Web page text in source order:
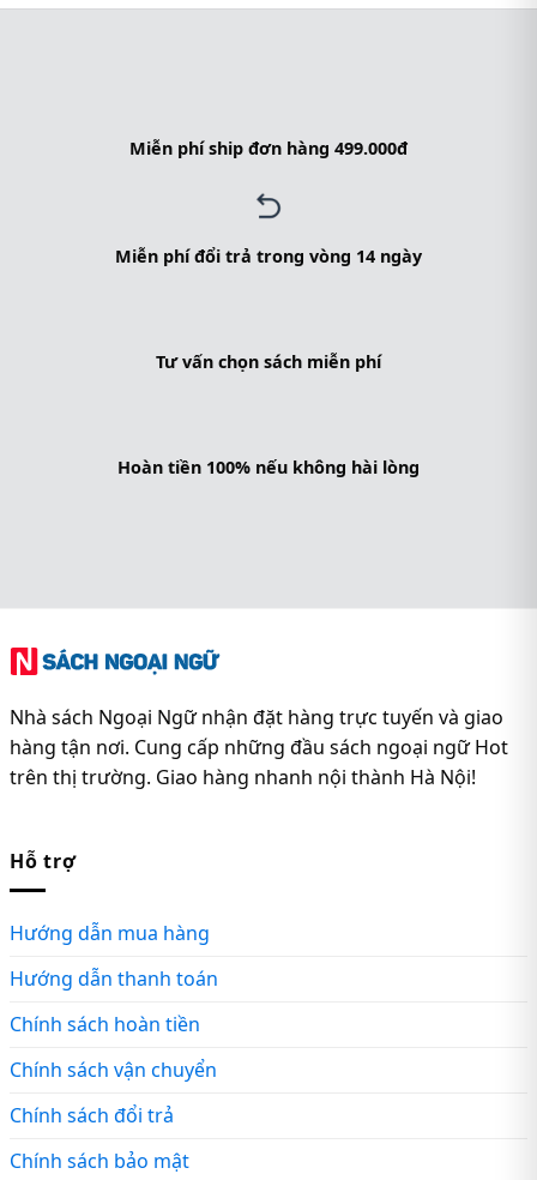
Miễn phí ship đơn hàng 499.000đ
Miễn phí đổi trả trong vòng 14 ngày
Tư vấn chọn sách miễn phí
Hoàn tiền 100% nếu không hài lòng
Nhà sách Ngoại Ngữ nhận đặt hàng trực tuyến và giao
hàng tận nơi. Cung cấp những đầu sách ngoại ngữ Hot
trên thị trường. Giao hàng nhanh nội thành Hà Nội!
Hỗ trợ
Hướng dẫn mua hàng
Hướng dẫn thanh toán
Chính sách hoàn tiền
Chính sách vận chuyển
Chính sách đổi trả
Chính sách bảo mật